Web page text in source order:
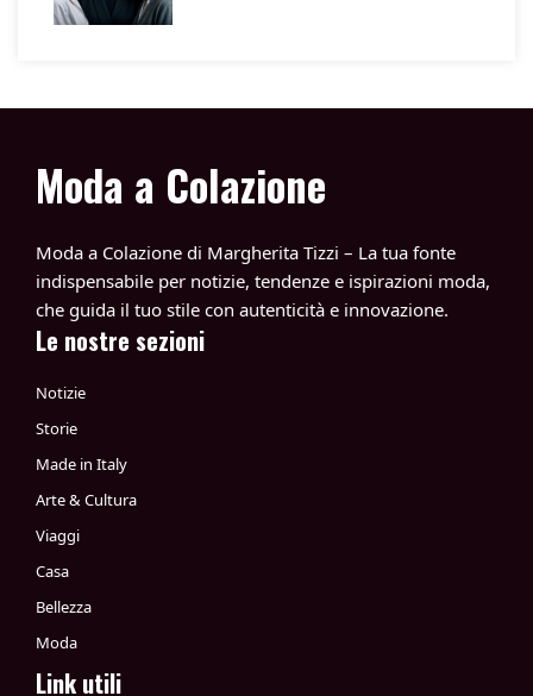
Moda a Colazione
Moda a Colazione di Margherita Tizzi – La tua fonte
indispensabile per notizie, tendenze e ispirazioni moda,
che guida il tuo stile con autenticità e innovazione.
Le nostre sezioni
Notizie
Storie
Made in Italy
Arte & Cultura
Viaggi
Casa
Bellezza
Moda
Link utili